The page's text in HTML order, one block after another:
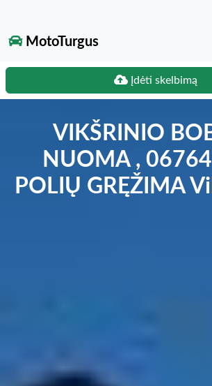
MotoTurgus
Įdėti skelbimą
VIKŠRINIO
NUOMA ,
POLIŲ GRĘŽIMA